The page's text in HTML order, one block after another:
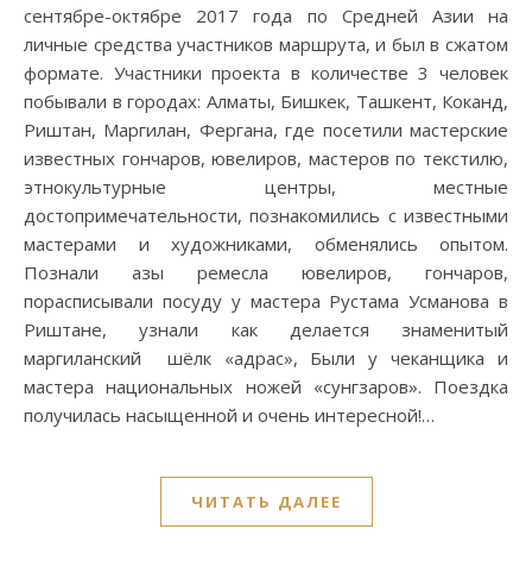
сентябре-октябре 2017 года по Средней Азии на
личные средства участников маршрута, и был в сжатом
формате. Участники проекта в количестве 3 человек
побывали в городах: Алматы, Бишкек, Ташкент, Коканд,
Риштан, Маргилан, Фергана, где посетили мастерские
известных гончаров, ювелиров, мастеров по текстилю,
этнокультурные центры, местные
достопримечательности, познакомились с известными
мастерами и художниками, обменялись опытом.
Познали азы ремесла ювелиров, гончаров,
порасписывали посуду у мастера Рустама Усманова в
Риштане, узнали как делается знаменитый
маргиланский шёлк «адрас», Были у чеканщика и
мастера национальных ножей «сунгзаров». Поездка
получилась насыщенной и очень интересной!…
ЧИТАТЬ ДАЛЕЕ